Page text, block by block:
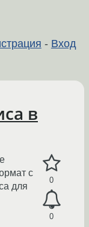
- Вход
в
0
0
с
для